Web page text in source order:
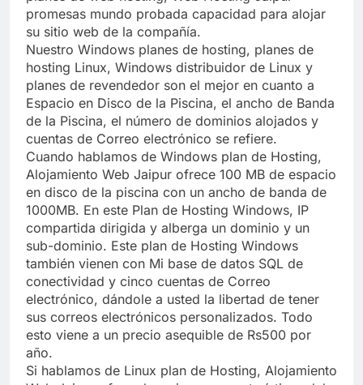
promesas mundo probada capacidad para alojar
su sitio web de la compañía.
Nuestro Windows planes de hosting, planes de
hosting Linux, Windows distribuidor de Linux y
planes de revendedor son el mejor en cuanto a
Espacio en Disco de la Piscina, el ancho de Banda
de la Piscina, el número de dominios alojados y
cuentas de Correo electrónico se refiere.
Cuando hablamos de Windows plan de Hosting,
Alojamiento Web Jaipur ofrece 100 MB de espacio
en disco de la piscina con un ancho de banda de
1000MB. En este Plan de Hosting Windows, IP
compartida dirigida y alberga un dominio y un
sub-dominio. Este plan de Hosting Windows
también vienen con Mi base de datos SQL de
conectividad y cinco cuentas de Correo
electrónico, dándole a usted la libertad de tener
sus correos electrónicos personalizados. Todo
esto viene a un precio asequible de Rs500 por
año.
Si hablamos de Linux plan de Hosting, Alojamiento